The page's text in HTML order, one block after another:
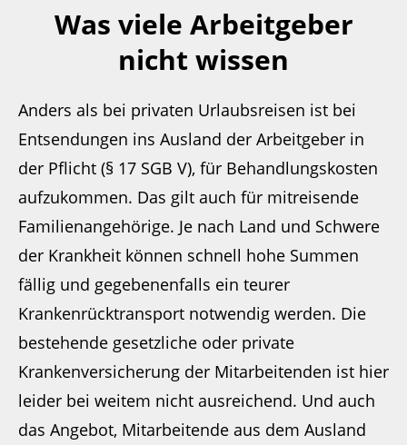
Was viele Arbeitgeber
nicht wissen
Anders als bei privaten Urlaubsreisen ist bei
Entsendungen ins Ausland der Arbeitgeber in
der Pflicht (§ 17 SGB V), für Behandlungskosten
aufzukommen. Das gilt auch für mitreisende
Familienangehörige. Je nach Land und Schwere
der Krankheit können schnell hohe Summen
fällig und gegebenenfalls ein teurer
Krankenrücktransport notwendig werden. Die
bestehende gesetzliche oder private
Krankenversicherung der Mitarbeitenden ist hier
leider bei weitem nicht ausreichend. Und auch
das Angebot, Mitarbeitende aus dem Ausland